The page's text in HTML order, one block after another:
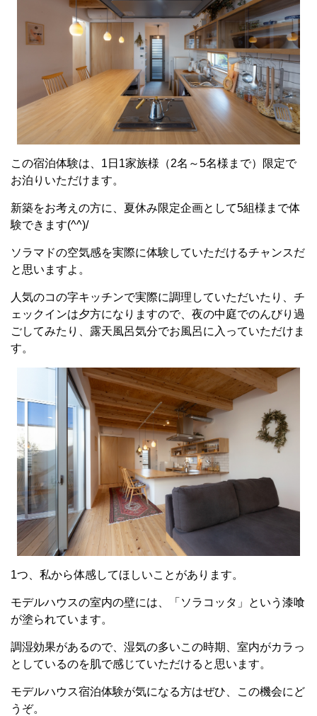
この宿泊体験は、1日1家族様（2名～5名様まで）限定で
お泊りいただけます。
新築をお考えの方に、夏休み限定企画として5組様まで体
験できます(^^)/
ソラマドの空気感を実際に体験していただけるチャンスだ
と思いますよ。
人気のコの字キッチンで実際に調理していただいたり、チ
ェックインは夕方になりますので、夜の中庭でのんびり過
ごしてみたり、露天風呂気分でお風呂に入っていただけま
す。
1つ、私から体感してほしいことがあります。
モデルハウスの室内の壁には、「ソラコッタ」という漆喰
が塗られています。
調湿効果があるので、湿気の多いこの時期、室内がカラっ
としているのを肌で感じていただけると思います。
モデルハウス宿泊体験が気になる方はぜひ、この機会にど
うぞ。